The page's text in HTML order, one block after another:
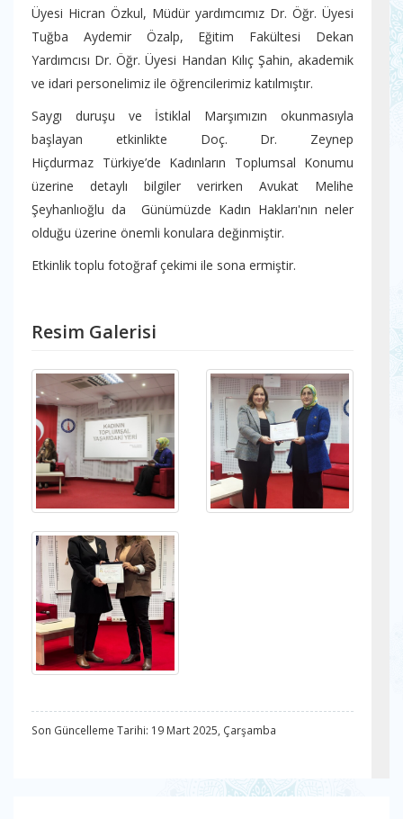
Üyesi Hicran Özkul, Müdür yardımcımız Dr. Öğr. Üyesi
Tuğba Aydemir Özalp, Eğitim Fakültesi Dekan
Yardımcısı Dr. Öğr. Üyesi Handan Kılıç Şahin, akademik
ve idari personelimiz ile öğrencilerimiz katılmıştır.
Saygı duruşu ve İstiklal Marşımızın okunmasıyla
başlayan etkinlikte Doç. Dr. Zeynep
Hiçdurmaz Türkiye’de Kadınların Toplumsal Konumu
üzerine detaylı bilgiler verirken Avukat Melihe
Şeyhanlıoğlu da Günümüzde Kadın Hakları'nın neler
olduğu üzerine önemli konulara değinmiştir.
Etkinlik toplu fotoğraf çekimi ile sona ermiştir.
Resim Galerisi
Son Güncelleme Tarihi: 19 Mart 2025, Çarşamba